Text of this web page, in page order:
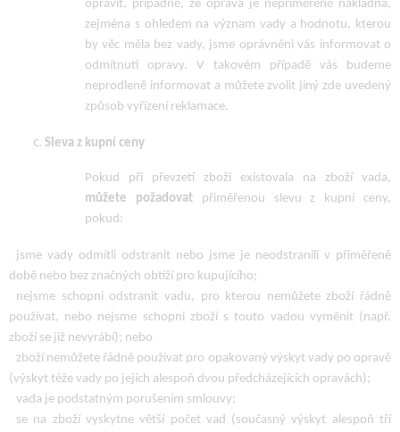
opravit, případně, že oprava je nepřiměřeně nákladná,
zejména s ohledem na význam vady a hodnotu, kterou
by věc měla bez vady, jsme oprávněni vás informovat o
odmítnutí opravy. V takovém případě vás budeme
neprodleně informovat a můžete zvolit jiný zde uvedený
způsob vyřízení reklamace.
Sleva z kupní ceny
Pokud při převzetí zboží existovala na zboží vada,
můžete požadovat přiměřenou slevu z kupní ceny,
pokud:
jsme vady odmítli odstranit nebo jsme je neodstranili v přiměřené
době nebo bez značných obtíží pro kupujícího;
nejsme schopni odstranit vadu, pro kterou nemůžete zboží řádně
používat, nebo nejsme schopni zboží s touto vadou vyměnit (např.
zboží se již nevyrábí); nebo
zboží nemůžete řádně používat pro opakovaný výskyt vady po opravě
(výskyt téže vady po jejích alespoň dvou předcházejících opravách);
vada je podstatným porušením smlouvy;
se na zboží vyskytne větší počet vad (současný výskyt alespoň tří